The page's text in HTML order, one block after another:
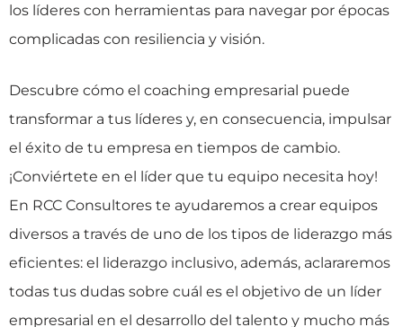
los líderes con herramientas para navegar por épocas
complicadas con resiliencia y visión.
Descubre cómo el coaching empresarial puede
transformar a tus líderes y, en consecuencia, impulsar
el éxito de tu empresa en tiempos de cambio.
¡Conviértete en el líder que tu equipo necesita hoy!
En RCC Consultores te ayudaremos a crear equipos
diversos a través de uno de los tipos de liderazgo más
eficientes: el liderazgo inclusivo, además, aclararemos
todas tus dudas sobre cuál es el objetivo de un líder
empresarial en el desarrollo del talento y mucho más